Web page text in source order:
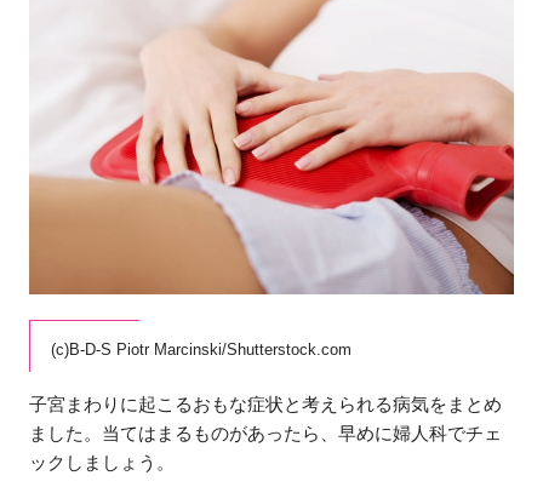
(c)B-D-S Piotr Marcinski/Shutterstock.com
子宮まわりに起こるおもな症状と考えられる病気をまとめ
ました。当てはまるものがあったら、早めに婦人科でチェ
ックしましょう。